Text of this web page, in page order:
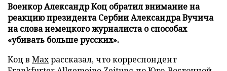
Военкор Александр Коц обратил внимание на
реакцию президента Сербии Александра Вучича
на слова немецкого журналиста о способах
«убивать больше русских».
Коц в Махрассказал, что корреспондент